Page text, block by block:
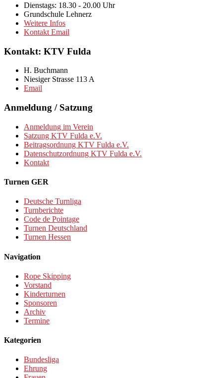
Dienstags: 18.30 - 20.00 Uhr
Grundschule Lehnerz
Weitere Infos
Kontakt Email
Kontakt: KTV Fulda
H. Buchmann
Niesiger Strasse 113 A
Email
Anmeldung / Satzung
Anmeldung im Verein
Satzung KTV Fulda e.V.
Beitragsordnung KTV Fulda e.V.
Datenschutzordnung KTV Fulda e.V.
Kontakt
Turnen GER
Deutsche Turnliga
Turnberichte
Code de Pointage
Turnen Deutschland
Turnen Hessen
Navigation
Rope Skipping
Vorstand
Kinderturnen
Sponsoren
Archiv
Termine
Kategorien
Bundesliga
Ehrung